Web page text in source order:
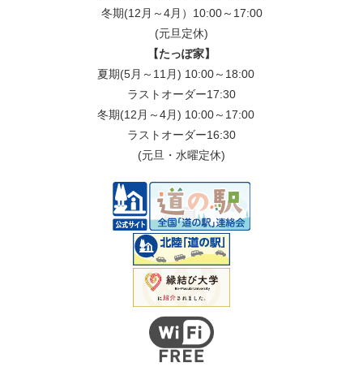
冬期(12月～4月）10:00～17:00
(元旦定休)
【たっぽ家】
夏期(5月～11月) 10:00～18:00
ラストオーダー17:30
冬期(12月～4月) 10:00～17:00
ラストオーダー16:30
(元旦・水曜定休)